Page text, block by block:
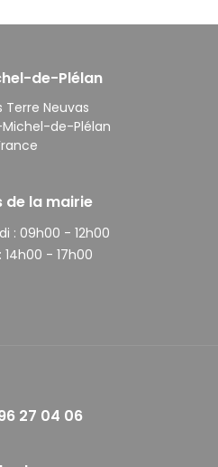
de-Plélan
Terre Neuvas
de-Plélan
de la mairie
: 09h00 - 12h00
14h00 - 17h00
27 04 06